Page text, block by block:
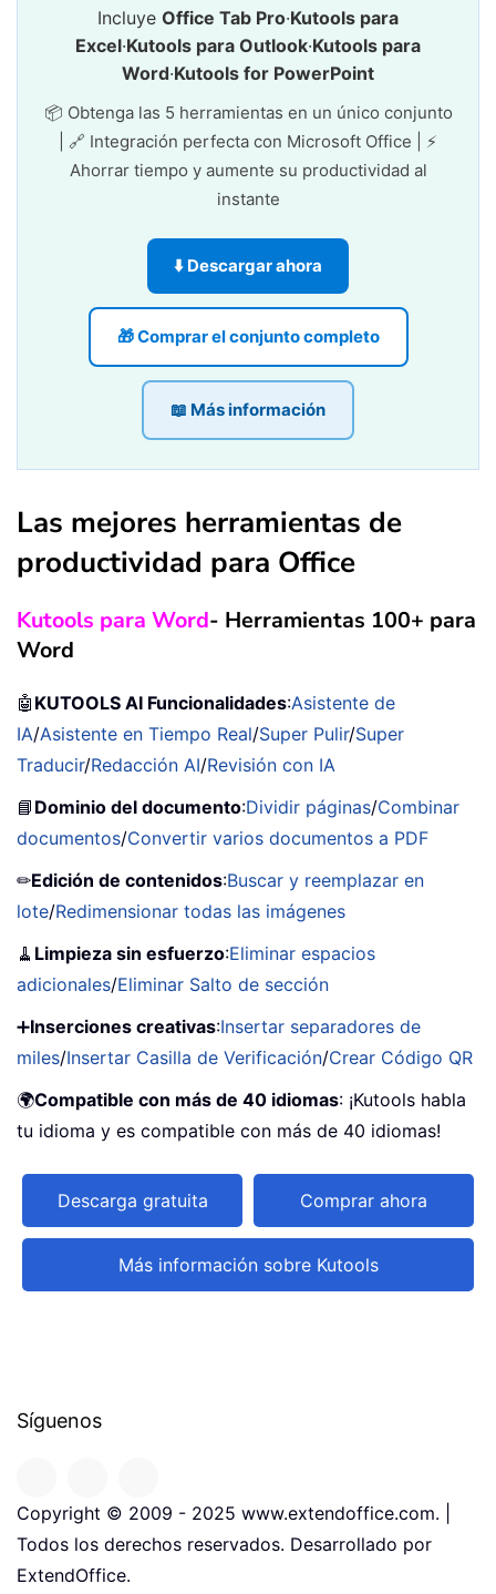
Incluye Office Tab Pro·Kutools para
Excel·Kutools para Outlook·Kutools para
Word·Kutools for PowerPoint
📦 Obtenga las 5 herramientas en un único conjunto
| 🔗 Integración perfecta con Microsoft Office | ⚡
Ahorrar tiempo y aumente su productividad al
instante
⬇️ Descargar ahora
🎁 Comprar el conjunto completo
📖 Más información
Las mejores herramientas de
productividad para Office
Kutools para Word- Herramientas 100+ para
Word
🤖 KUTOOLS AI Funcionalidades:Asistente de
IA/Asistente en Tiempo Real/Super Pulir/Super
Traducir/Redacción AI/Revisión con IA
📘 Dominio del documento:Dividir páginas/Combinar
documentos/Convertir varios documentos a PDF
✏Edición de contenidos:Buscar y reemplazar en
lote/Redimensionar todas las imágenes
🧹 Limpieza sin esfuerzo:Eliminar espacios
adicionales/Eliminar Salto de sección
➕Inserciones creativas:Insertar separadores de
miles/Insertar Casilla de Verificación/Crear Código QR
🌍Compatible con más de 40 idiomas: ¡Kutools habla
tu idioma y es compatible con más de 40 idiomas!
Descarga gratuita Comprar ahora
Más información sobre Kutools
Síguenos
Copyright © 2009 - 2025 www.extendoffice.com. |
Todos los derechos reservados. Desarrollado por
ExtendOffice.